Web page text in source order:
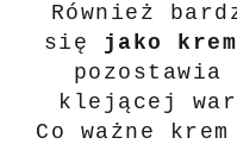
Również
się jako
klejącej
Co ważne krem